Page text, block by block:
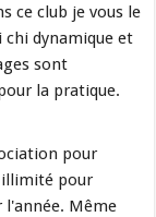
ce club je vous le
chi dynamique et
sont
la pratique.
pour
illimité pour
l'année. Même